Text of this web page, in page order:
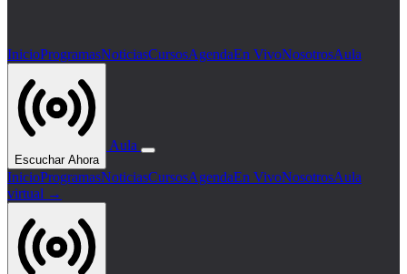
InicioProgramasNoticiasCursosAgendaEn VivoNosotrosAula
Escuchar Ahora
Aula
InicioProgramasNoticiasCursosAgendaEn VivoNosotrosAula
virtual →